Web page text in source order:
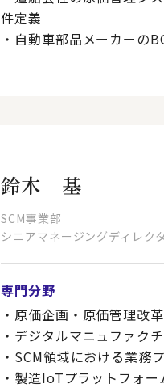
件定義
・自動車部品メーカーの
鈴木 基
SCM事業部
シニアマネージングディレク
専門分野
・原価企画・原価管理改革
・デジタルマニュファク
・SCM領域における業務
・製造IoTプラットフォー